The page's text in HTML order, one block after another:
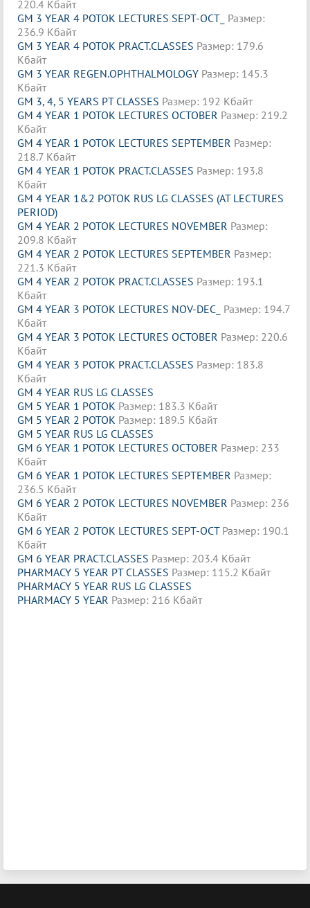
220.4 Кбайт
GM 3 YEAR 4 POTOK LECTURES SEPT-OCT_ Размер:
236.9 Кбайт
GM 3 YEAR 4 POTOK PRACT.CLASSES Размер: 179.6
Кбайт
GM 3 YEAR REGEN.OPHTHALMOLOGY Размер: 145.3
Кбайт
GM 3, 4, 5 YEARS PT CLASSES Размер: 192 Кбайт
GM 4 YEAR 1 POTOK LECTURES OCTOBER Размер: 219.2
Кбайт
GM 4 YEAR 1 POTOK LECTURES SEPTEMBER Размер:
218.7 Кбайт
GM 4 YEAR 1 POTOK PRACT.CLASSES Размер: 193.8
Кбайт
GM 4 YEAR 1&2 POTOK RUS LG CLASSES (AT LECTURES
PERIOD)
GM 4 YEAR 2 POTOK LECTURES NOVEMBER Размер:
209.8 Кбайт
GM 4 YEAR 2 POTOK LECTURES SEPTEMBER Размер:
221.3 Кбайт
GM 4 YEAR 2 POTOK PRACT.CLASSES Размер: 193.1
Кбайт
GM 4 YEAR 3 POTOK LECTURES NOV-DEC_ Размер: 194.7
Кбайт
GM 4 YEAR 3 POTOK LECTURES OCTOBER Размер: 220.6
Кбайт
GM 4 YEAR 3 POTOK PRACT.CLASSES Размер: 183.8
Кбайт
GM 4 YEAR RUS LG CLASSES
GM 5 YEAR 1 POTOK Размер: 183.3 Кбайт
GM 5 YEAR 2 POTOK Размер: 189.5 Кбайт
GM 5 YEAR RUS LG CLASSES
GM 6 YEAR 1 POTOK LECTURES OCTOBER Размер: 233
Кбайт
GM 6 YEAR 1 POTOK LECTURES SEPTEMBER Размер:
236.5 Кбайт
GM 6 YEAR 2 POTOK LECTURES NOVEMBER Размер: 236
Кбайт
GM 6 YEAR 2 POTOK LECTURES SEPT-OCT Размер: 190.1
Кбайт
GM 6 YEAR PRACT.CLASSES Размер: 203.4 Кбайт
PHARMACY 5 YEAR PT CLASSES Размер: 115.2 Кбайт
PHARMACY 5 YEAR RUS LG CLASSES
PHARMACY 5 YEAR Размер: 216 Кбайт